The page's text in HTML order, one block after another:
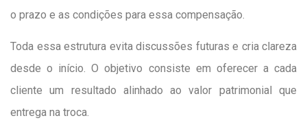
o prazo e as condições para essa compensação.
Toda essa estrutura evita discussões futuras e cria clareza
desde o início. O objetivo consiste em oferecer a cada
cliente um resultado alinhado ao valor patrimonial que
entrega na troca.